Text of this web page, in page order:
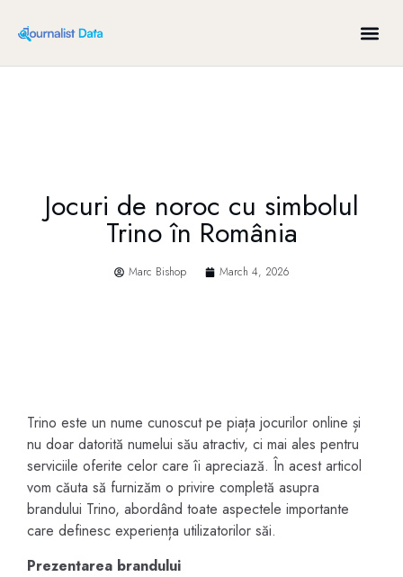
Jocuri de noroc cu simbolul
Trino în România
Marc Bishop March 4, 2026
Trino este un nume cunoscut pe piața jocurilor online și
nu doar datorită numelui său atractiv, ci mai ales pentru
serviciile oferite celor care îi apreciază. În acest articol
vom căuta să furnizăm o privire completă asupra
brandului Trino, abordând toate aspectele importante
care definesc experiența utilizatorilor săi.
Prezentarea brandului